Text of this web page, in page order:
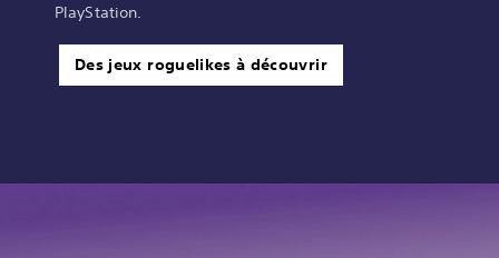
PlayStation.
Des jeux roguelikes à découvrir